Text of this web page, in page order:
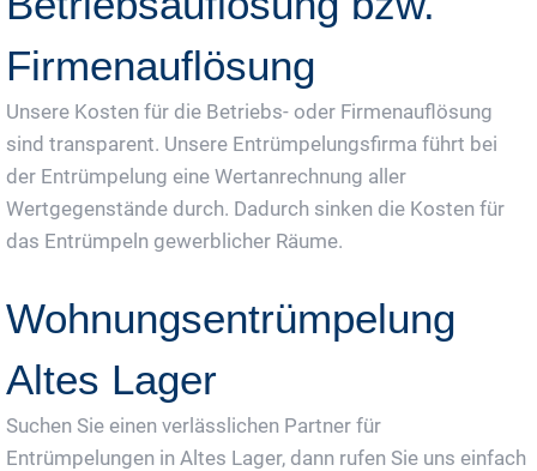
Firmenauflösung
Unsere Kosten für die Betriebs- oder Firmenauflösung
sind transparent. Unsere Entrümpelungsfirma führt bei
der Entrümpelung eine Wertanrechnung aller
Wertgegenstände durch. Dadurch sinken die Kosten für
das Entrümpeln gewerblicher Räume.
Wohnungsentrümpelung
Altes Lager
Suchen Sie einen verlässlichen Partner für
Entrümpelungen in Altes Lager, dann rufen Sie uns einfach